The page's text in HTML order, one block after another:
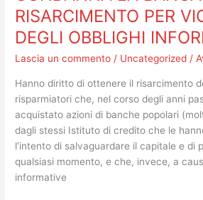
RISARCIMENTO PER
DEGLI OBBLIGHI
Lascia un commento / Uncategorized /
Hanno diritto di ottenere il risarcimento
risparmiatori che, nel corso degli anni
acquistato azioni di banche popolari
dagli stessi Istituto di credito che le
l’intento di salvaguardare il capitale e di
qualsiasi momento, e che, invece, a
informative
TRIBUNALE
CONDANNA
LA
BANCA
PER
VIOLAZIONE
DEGLI
INFORMATIVI